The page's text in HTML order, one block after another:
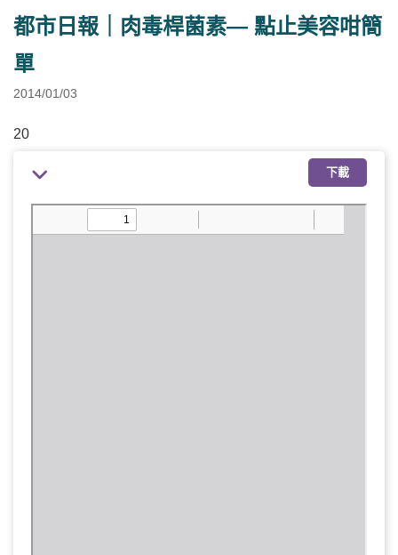
都市日報｜肉毒桿菌素— 點止美容咁簡
單
2014/01/03
20
下載